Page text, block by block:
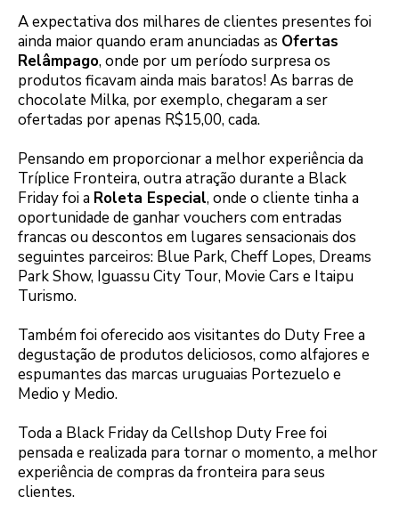
A expectativa dos milhares de clientes presentes foi
ainda maior quando eram anunciadas as Ofertas
Relâmpago, onde por um período surpresa os
produtos ficavam ainda mais baratos! As barras de
chocolate Milka, por exemplo, chegaram a ser
ofertadas por apenas R$15,00, cada.
Pensando em proporcionar a melhor experiência da
Tríplice Fronteira, outra atração durante a Black
Friday foi a Roleta Especial, onde o cliente tinha a
oportunidade de ganhar vouchers com entradas
francas ou descontos em lugares sensacionais dos
seguintes parceiros: Blue Park, Cheff Lopes, Dreams
Park Show, Iguassu City Tour, Movie Cars e Itaipu
Turismo.
Também foi oferecido aos visitantes do Duty Free a
degustação de produtos deliciosos, como alfajores e
espumantes das marcas uruguaias Portezuelo e
Medio y Medio.
Toda a Black Friday da Cellshop Duty Free foi
pensada e realizada para tornar o momento, a melhor
experiência de compras da fronteira para seus
clientes.